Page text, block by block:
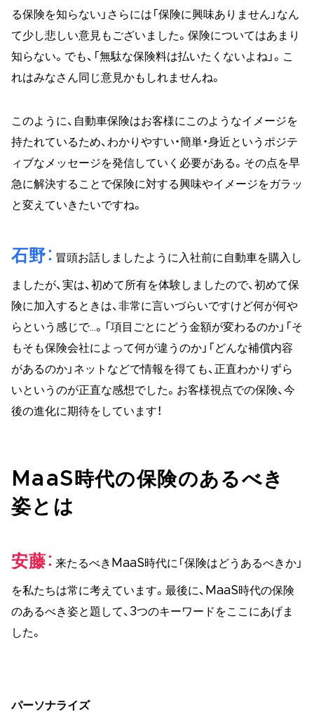
る保険を知らない」さらには「保険に興味ありません」なん
て少し悲しい意見もございました。保険についてはあまり
知らない。でも、「無駄な保険料は払いたくないよね」。こ
れはみなさん同じ意見かもしれませんね。
このように、自動車保険はお客様にこのようなイメージを
持たれているため、わかりやすい・簡単・身近というポジテ
ィブなメッセージを発信していく必要がある。その点を早
急に解決することで保険に対する興味やイメージをガラッ
と変えていきたいですね。
石野 冒頭お話しましたように入社前に自動車を購入し
ましたが、実は、初めて所有を体験しましたので、初めて保
険に加入するときは、非常に言いづらいですけど何が何や
らという感じで…。「項目ごとにどう金額が変わるのか」「そ
もそも保険会社によって何が違うのか」「どんな補償内容
があるのか」ネットなどで情報を得ても、正直わかりずら
いというのが正直な感想でした。お客様視点での保険、今
後の進化に期待をしています！
MaaS時代の保険のあるべき
姿とは
安藤 来たるべきMaaS時代に「保険はどうあるべきか」
を私たちは常に考えています。最後に、MaaS時代の保険
のあるべき姿と題して、3つのキーワードをここにあげま
した。
パーソナライズ